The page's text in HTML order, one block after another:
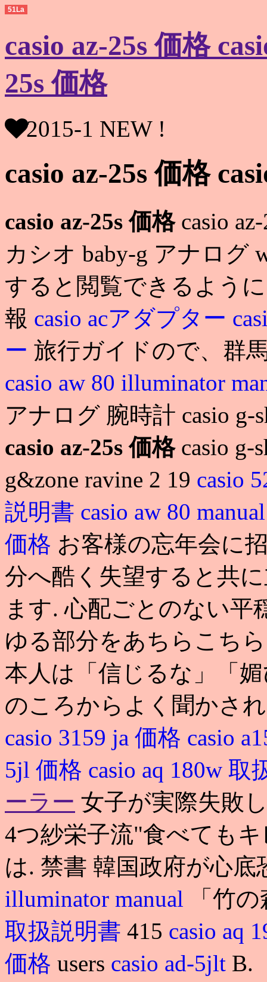
51La
casio az-25s 価格
25s 価格
2015-1 NEW !
casio az-25s 価格
casio az-25s 価格casio
カシオ baby-g アナログ
すると閲覧できるよう
報 casio acアダプター
ー 旅行ガイドので、群
casio aw 80 illuminator
アナログ 腕時計 casio g-
casio az-25s 価格casio g-
g&zone ravine 2 19 casio
説明書 casio aw 80
価格 お客様の忘年会に
分へ酷く失望すると共
ます. 心配ごとのない平
ゆる部分をあちらこち
本人は「信じるな」「
のころからよく聞かさ
casio 3159 ja 価格 casio
5jl 価格 casio aq 180w
ーラー 女子が実際失敗
4つ紗栄子流"食べても
は. 禁書 韓国政府が心
illuminator manual 「竹
取扱説明書 415 casio aq
価格 users casio ad-5jlt B.